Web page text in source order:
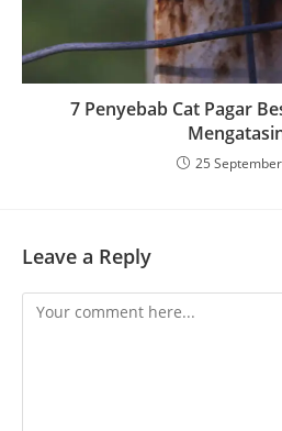
7 Penyebab Cat Pagar
25
Leave a Reply
Comment